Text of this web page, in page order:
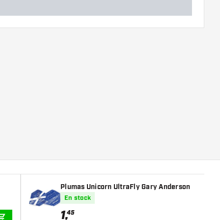
Plumas Unicorn UltraFly Gary Anderson
En stock
1,45